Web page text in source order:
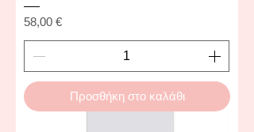
Τιμή
58,00 €
Προσθήκη στο καλάθι